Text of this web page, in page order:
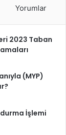
Yorumlar
2023 Taban
(MYP)
İşlemi